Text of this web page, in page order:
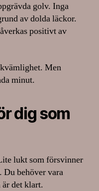
golv. Inga
av dolda läckor.
positivt av
Men
minut.
dig som
lukt som försvinner
behöver vara
det klart.